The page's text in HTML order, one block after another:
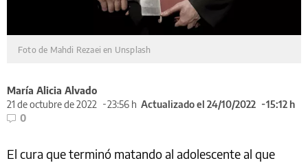
Foto de Mahdi Rezaei en Unsplash
María Alicia Alvado
21 de octubre de 2022
23:56 h Actualizado el 24/10/2022
15:12 h
0
El cura que terminó matando al adolescente al que